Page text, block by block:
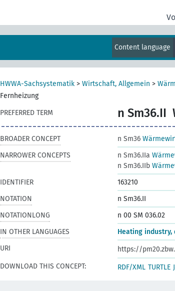
Content language
HWWA-Sachsystematik > Wirtschaft, Allgemein >
Fernheizung
PREFERRED TERM
n Sm36.II
BROADER CONCEPT n Sm36
NARROWER CONCEPTS
n Sm36.IIa
n Sm36.IIb
IDENTIFIER
163210
NOTATION
n Sm36.II
NOTATIONLONG
n 00 SM 036.02
IN OTHER LANGUAGES
Heating
URI
https://
DOWNLOAD THIS CONCEPT:
RDF/XML TURTLE